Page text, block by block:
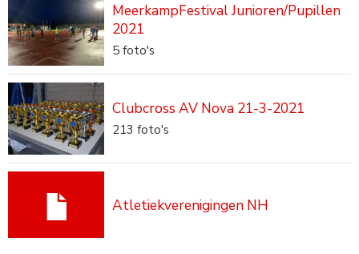
MeerkampFestival Junioren/Pupillen
2021
5 foto's
Clubcross AV Nova 21-3-2021
213 foto's
Atletiekverenigingen NH